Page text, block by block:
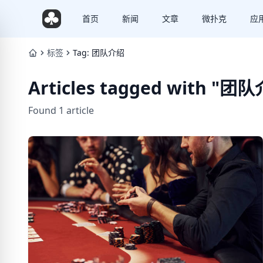
首页 新闻 文章 微扑克 应
标签 Tag: 团队介绍
Articles tagged with "团队
Found 1 article